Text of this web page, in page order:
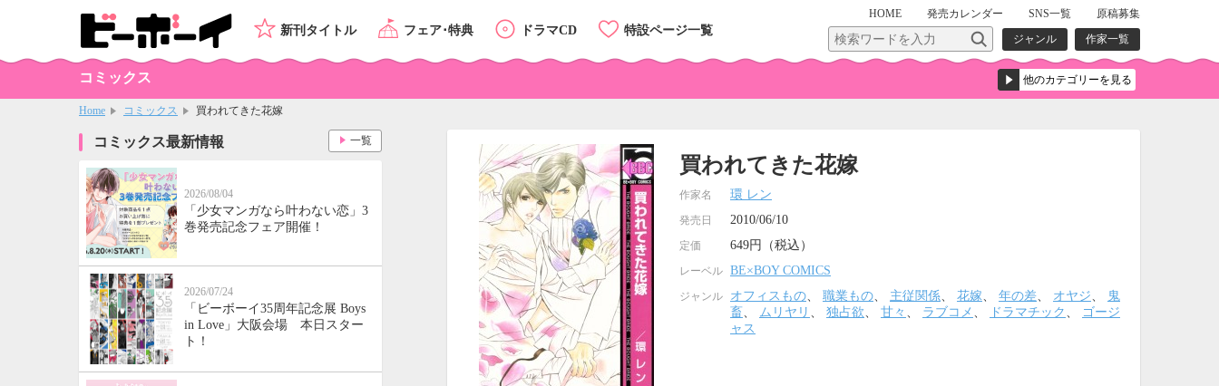
HOME 発売カレンダー SNS一覧
原稿募集
ジャンル
作家一覧
新刊タイトル フェア･特典 ドラマCD 特設ページ一覧
コミックス
Home コミックス 買われてきた花嫁
買われてきた花嫁
作家名 環 レン
発売日 2010/06/10
定価 649円（税込）
レーベル BE×BOY COMICS
ジャンル オフィスもの、 職業もの、 主従関係、 花嫁、 年の差、 オヤジ、
鬼
畜、 ムリヤリ 、 独占欲、 甘々 、 ラブコメ 、 ドラマチック 、
ゴージ
ャス
コミックス最新情報
2026/08/04
「少女マンガなら叶わない恋」3
巻発売記念フェア開催！
2026/07/24
「ビーボーイ35周年記念展 Boys
in Love」大阪会場 本日スター
ト！
一覧